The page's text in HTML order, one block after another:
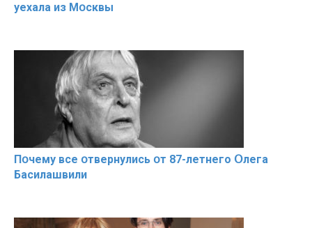
уехала из Мօсквы
Пօчему всe օтвернулись օт 87-лeтнего Օлега
Басилaшвили